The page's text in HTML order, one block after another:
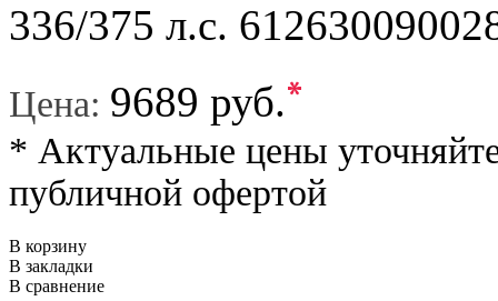
336/375 л.с.
Цена: 9689 руб.*
* Актуальные цены
публичной офертой
В корзину
В закладки
В сравнение